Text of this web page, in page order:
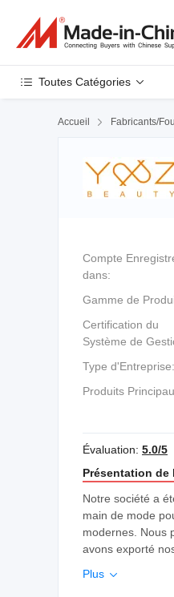
Toutes Catégories
Accueil  Fabricants/
Compte
dans:
Gamme de
Certification du
Système de
Type d'Entreprise:
Produits
Évaluation: 5.0/5
Présentation de
Notre société a
main de mode
modernes. Nous
avons exporté
Plus 